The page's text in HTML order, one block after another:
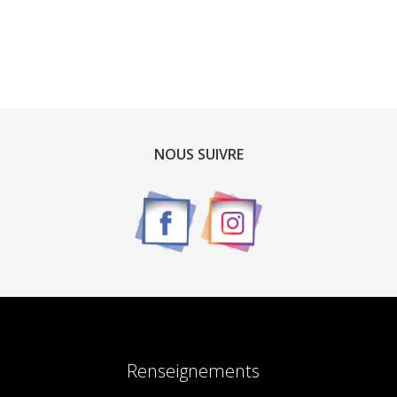
NOUS SUIVRE
Renseignements